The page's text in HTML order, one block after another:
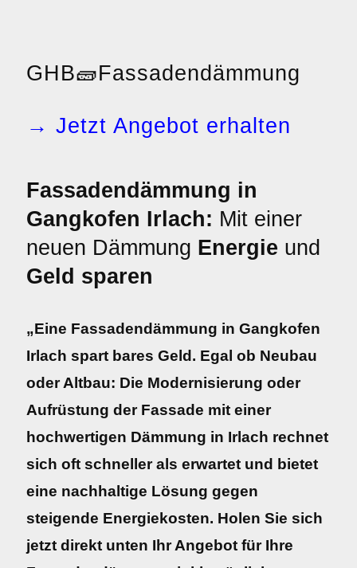
GHB🧱Fassadendämmung
→ Jetzt Angebot erhalten
Fassadendämmung in
Gangkofen Irlach: Mit einer
neuen Dämmung Energie und
Geld sparen
„Eine Fassadendämmung in Gangkofen
Irlach spart bares Geld. Egal ob Neubau
oder Altbau: Die Modernisierung oder
Aufrüstung der Fassade mit einer
hochwertigen Dämmung in Irlach rechnet
sich oft schneller als erwartet und bietet
eine nachhaltige Lösung gegen
steigende Energiekosten. Holen Sie sich
jetzt direkt unten Ihr Angebot für Ihre